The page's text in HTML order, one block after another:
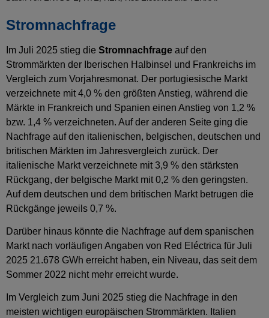
Stromnachfrage
Im Juli 2025 stieg die Stromnachfrage auf den
Strommärkten der Iberischen Halbinsel und Frankreichs im
Vergleich zum Vorjahresmonat. Der portugiesische Markt
verzeichnete mit 4,0 % den größten Anstieg, während die
Märkte in Frankreich und Spanien einen Anstieg von 1,2 %
bzw. 1,4 % verzeichneten. Auf der anderen Seite ging die
Nachfrage auf den italienischen, belgischen, deutschen und
britischen Märkten im Jahresvergleich zurück. Der
italienische Markt verzeichnete mit 3,9 % den stärksten
Rückgang, der belgische Markt mit 0,2 % den geringsten.
Auf dem deutschen und dem britischen Markt betrugen die
Rückgänge jeweils 0,7 %.
Darüber hinaus könnte die Nachfrage auf dem spanischen
Markt nach vorläufigen Angaben von Red Eléctrica für Juli
2025 21.678 GWh erreicht haben, ein Niveau, das seit dem
Sommer 2022 nicht mehr erreicht wurde.
Im Vergleich zum Juni 2025 stieg die Nachfrage in den
meisten wichtigen europäischen Strommärkten. Italien